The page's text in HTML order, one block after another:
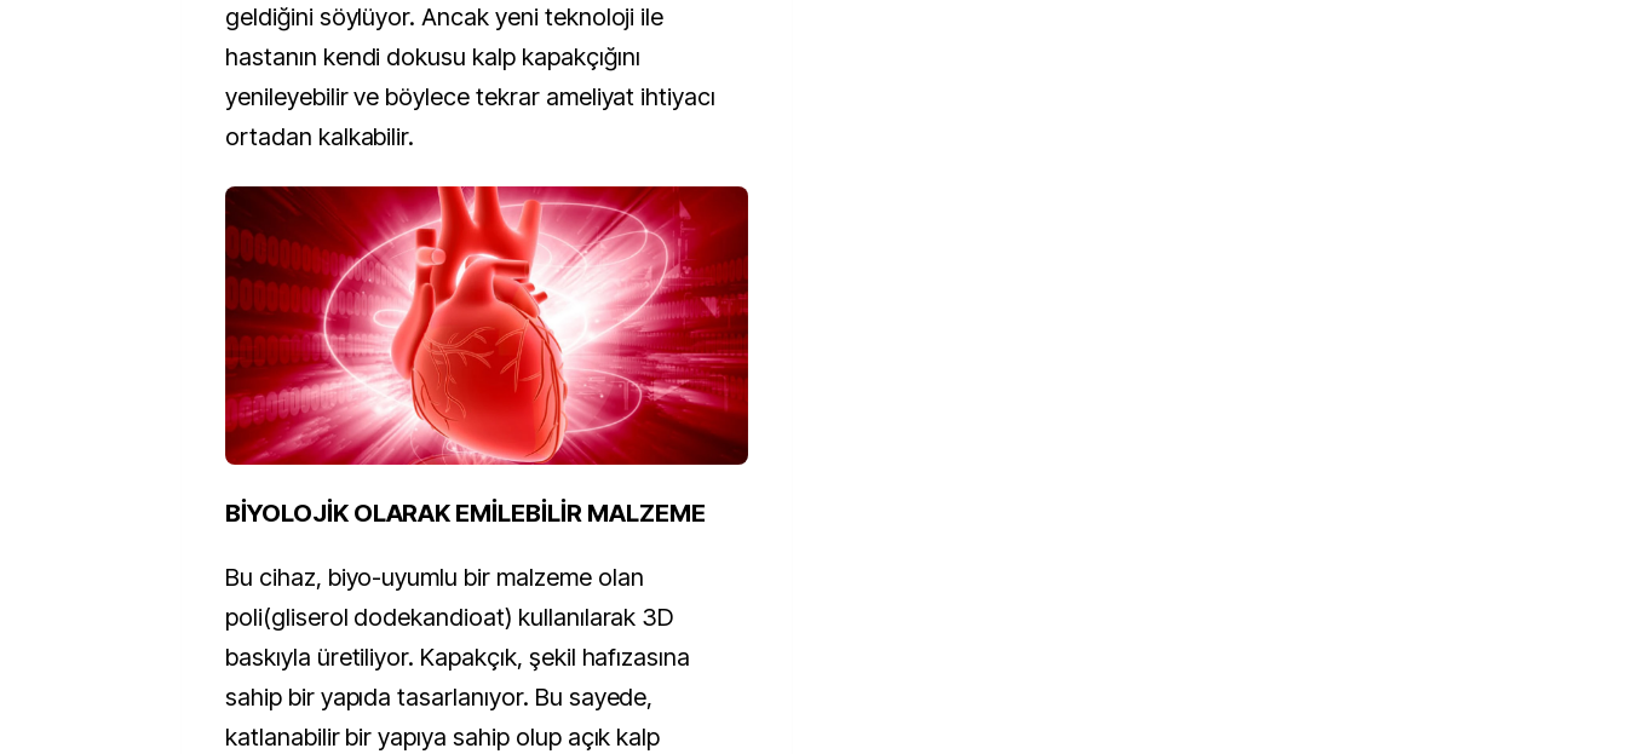
geldiğini söylüyor. Ancak yeni teknoloji ile
hastanın kendi dokusu kalp kapakçığını
yenileyebilir ve böylece tekrar ameliyat ihtiyacı
ortadan kalkabilir.
BİYOLOJİK OLARAK EMİLEBİLİR MALZEME
Bu cihaz, biyo-uyumlu bir malzeme olan
poli(gliserol dodekandioat) kullanılarak 3D
baskıyla üretiliyor. Kapakçık, şekil hafızasına
sahip bir yapıda tasarlanıyor. Bu sayede,
katlanabilir bir yapıya sahip olup açık kalp